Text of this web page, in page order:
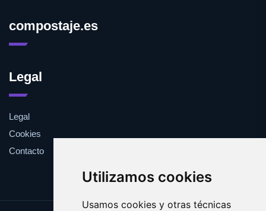
Utilizamos cookies
Usamos cookies y otras técnicas
compostaje.es
Legal
Legal
Cookies
Contacto